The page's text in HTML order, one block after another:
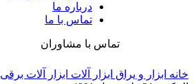
درباره ما
تماس با ما
تماس با مشاوران
خانه ابزار و یراق ابزار آلات ابزار آلات برقی